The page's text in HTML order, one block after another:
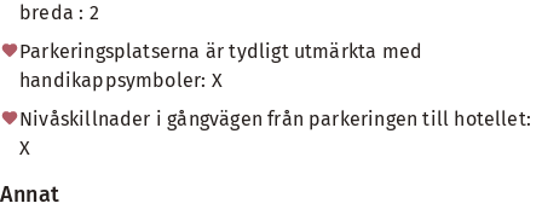
breda : 2
Parkeringsplatserna är tydligt utmärkta med
handikappsymboler: X
Nivåskillnader i gångvägen från parkeringen till hotellet:
X
Annat